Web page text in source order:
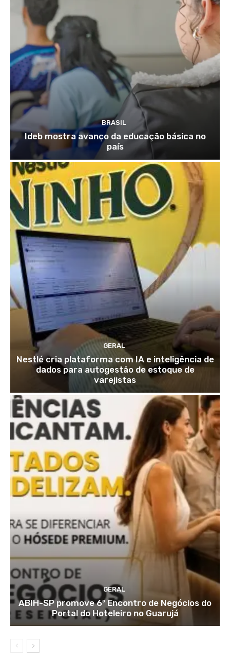
BRASIL
Ideb mostra avanço da educação básica no
país
GERAL
Nestlé cria plataforma com IA e inteligência de
dados para autogestão de estoque de
varejistas
GERAL
ABIH-SP promove 6º Encontro de Negócios do
Portal do Hoteleiro no Guarujá